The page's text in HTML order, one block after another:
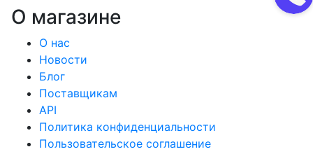
О магазине
О нас
Новости
Блог
Поставщикам
API
Политика конфиденциальности
Пользовательское соглашение